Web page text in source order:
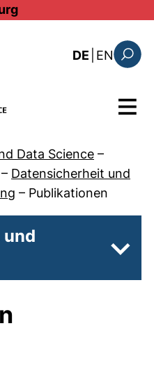
zum Inhalt
DE EN: this
Menü
Data Science –
– Datensicherheit und
– Publikationen